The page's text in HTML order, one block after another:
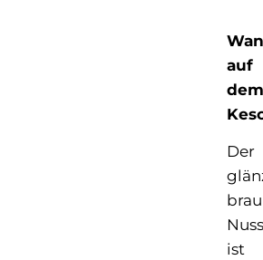
auf
dem
Der
ist